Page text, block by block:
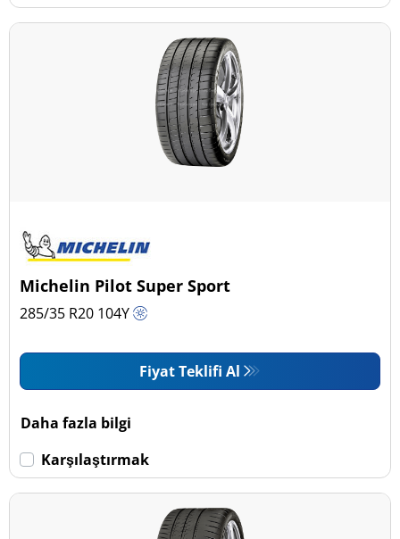
Michelin Pilot Super Sport
285/35 R20 104Y
Fiyat Teklifi Al
Daha fazla bilgi
Karşılaştırmak